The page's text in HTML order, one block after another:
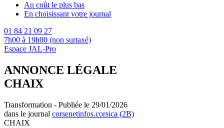
Au coût le plus bas
En choisissant votre journal
01 84 21 09 27
7h00 à 19h00 (non surtaxé)
Espace JAL-Pro
ANNONCE LÉGALE
CHAIX
Transformation - Publiée le 29/01/2026
dans le journal corsenetinfos.corsica (2B)
CHAIX